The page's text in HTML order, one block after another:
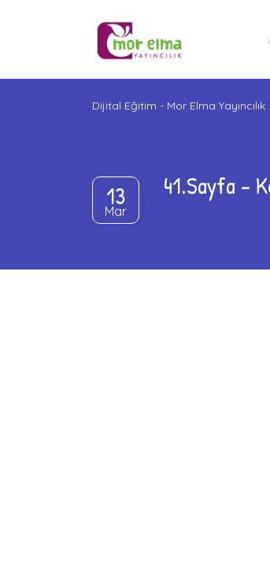
Dijital Eğitim - Mor Elma Yayıncılık
13
Mar
41.Sayfa –